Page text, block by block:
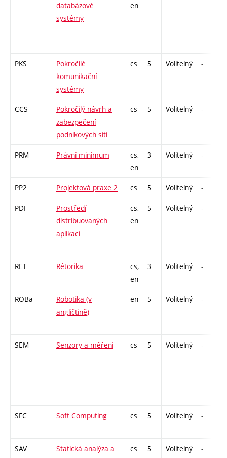
databázové
systémy
en
PKS
Pokročilé
komunikační
systémy
cs 5 Volitelný -
CCS
Pokročilý návrh a
zabezpečení
podnikových sítí
cs 5 Volitelný -
PRM Právní minimum
cs,
en
3 Volitelný -
PP2 Projektová praxe 2 cs 5 Volitelný -
PDI
Prostředí
distribuovaných
aplikací
cs,
en
5 Volitelný -
RET Rétorika
cs,
en
3 Volitelný -
ROBa
Robotika (v
angličtině)
en 5 Volitelný -
SEM Senzory a měření cs 5 Volitelný -
SFC Soft Computing cs 5 Volitelný -
SAV
Statická analýza a
cs 5 Volitelný -